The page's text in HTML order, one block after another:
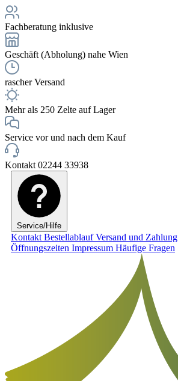
Fachberatung inklusive
Geschäft (Abholung) nahe Wien
rascher Versand
Mehr als 250 Zelte auf Lager
Service vor und nach dem Kauf
Kontakt 02244 33938
Service/Hilfe
Kontakt BestellablaufVersand und Zahlung
Öffnungszeiten Impressum Häufige Fragen